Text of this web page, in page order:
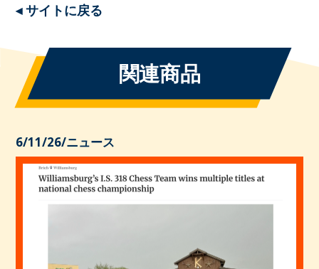
◂ サイトに戻る
関連商品
6/11/26/ニュース